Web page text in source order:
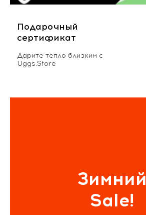
Подарочный
сертификат
Дарите тепло близким с
Uggs.Store
Зимний
Sale!